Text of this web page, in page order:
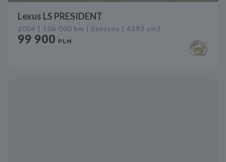
Lexus LS PRESIDENT
2004 | 106 000 km | Benzyna | 4293 cm3
99 900 PLN